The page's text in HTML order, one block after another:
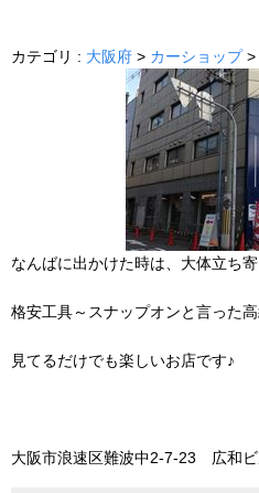
カテゴリ : 大阪府 > カーショップ>
なんばに出かけた時は、大体立ち寄
格安工具～スナップオンと言った
見てるだけでも楽しいお店です♪
大阪市浪速区難波中2-7-23 広和